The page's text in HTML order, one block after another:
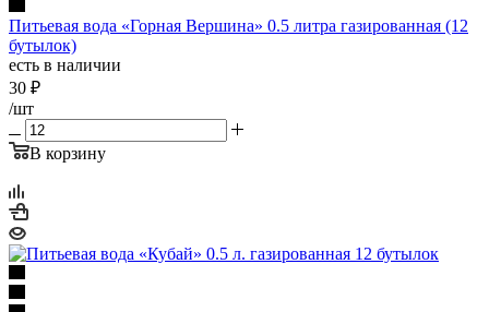
Питьевая вода «Горная Вершина» 0.5 литра газированная (12
бутылок)
есть в наличии
30 ₽
/шт
В корзину